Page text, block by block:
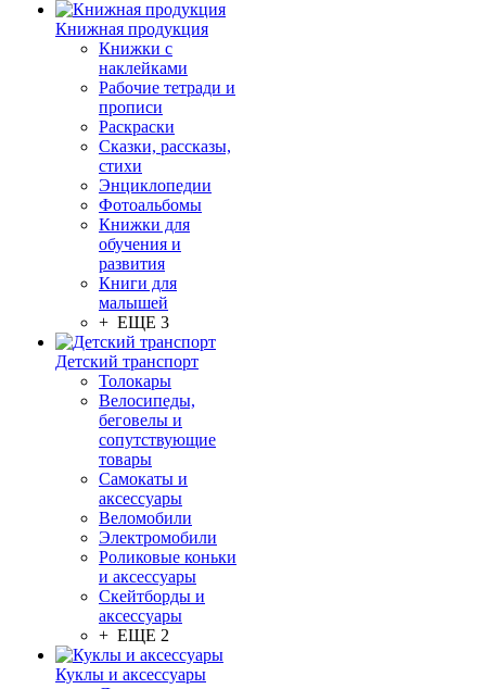
Книжная продукция
Книжки с
наклейками
Рабочие тетради и
прописи
Раскраски
Сказки, рассказы,
стихи
Энциклопедии
Фотоальбомы
Книжки для
обучения и
развития
Книги для
малышей
+ ЕЩЕ 3
Детский транспорт
Толокары
Велосипеды,
беговелы и
сопутствующие
товары
Самокаты и
аксессуары
Веломобили
Электромобили
Роликовые коньки
и аксессуары
Скейтборды и
аксессуары
+ ЕЩЕ 2
Куклы и аксессуары